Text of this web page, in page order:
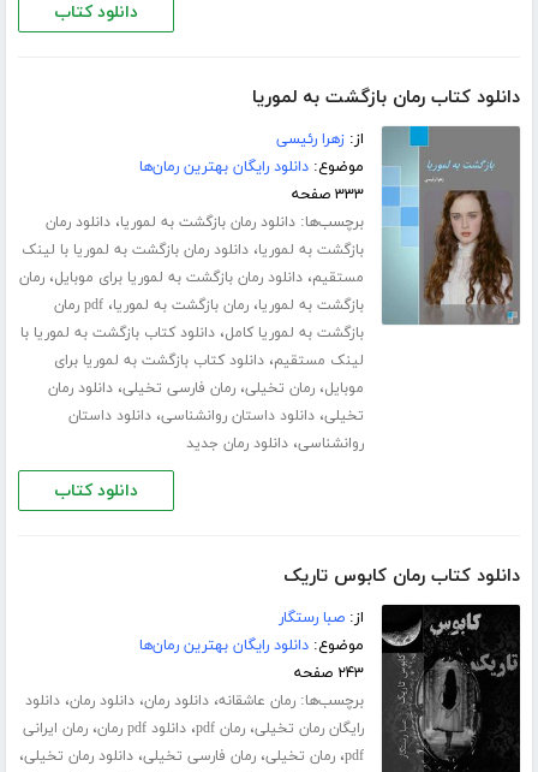
دانلود کتاب
دانلود کتاب رمان بازگشت به لموریا
از:زهرا رئیسی
موضوع:دانلود رایگان بهترین رمان‌ها
۳۳۳ صفحه
برچسب‌ها:دانلود رمان بازگشت به لموریا،دانلود رمان
بازگشت به لموریا،دانلود رمان بازگشت به لموریا با لینک
مستقیم،دانلود رمان بازگشت به لموریا برای موبایل،رمان
بازگشت به لموریا،رمان بازگشت به لموریا،
pdf رمان
بازگشت به لموریا کامل،دانلود کتاب بازگشت به لموریا با
لینک مستقیم،دانلود کتاب بازگشت به لموریا برای
موبایل،رمان تخیلی،رمان فارسی تخیلی،دانلود رمان
تخیلی،دانلود داستان روانشناسی،دانلود داستان
روانشناسی،دانلود رمان جدید
دانلود کتاب
دانلود کتاب رمان کابوس تاریک
از:صبا رستگار
موضوع:دانلود رایگان بهترین رمان‌ها
۲۴۳ صفحه
برچسب‌ها:رمان عاشقانه،دانلود رمان،دانلود رمان،دانلود
رایگان رمان تخیلی،رمان pdf ،دانلود pdf رمان ،رمان ایرانی
pdf،رمان تخیلی،رمان فارسی تخیلی،دانلود رمان تخیلی،